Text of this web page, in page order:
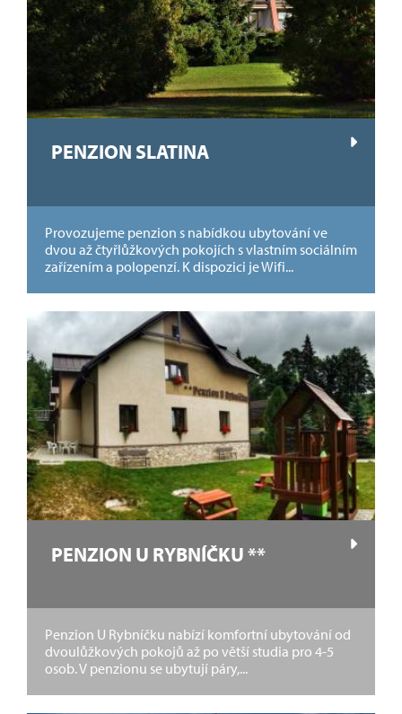
PENZION SLATINA
Provozujeme penzion s nabídkou ubytování ve
dvou až čtyřlůžkových pokojích s vlastním sociálním
zařízením a polopenzí. K dispozici je Wifi...
PENZION U RYBNÍČKU **
Penzion U Rybníčku nabízí komfortní ubytování od
dvoulůžkových pokojů až po větší studia pro 4-5
osob. V penzionu se ubytují páry,...